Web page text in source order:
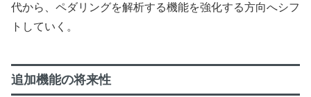
代から、ペダリングを解析する機能を強化する方向へシフ
トしていく。
追加機能の将来性